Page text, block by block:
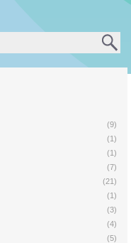
(9)
(1)
(1)
(7)
(21)
(1)
(3)
(4)
(5)